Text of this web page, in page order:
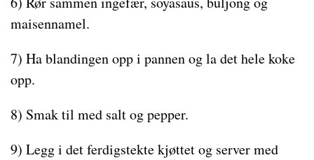
maisennamel.
7) Ha blandingen opp i pannen og la det hele koke
opp.
8) Smak til med salt og pepper.
9) Legg i det ferdigstekte kjøttet og server med